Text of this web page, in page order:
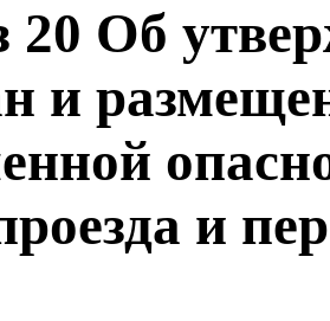
20 Об
и
и